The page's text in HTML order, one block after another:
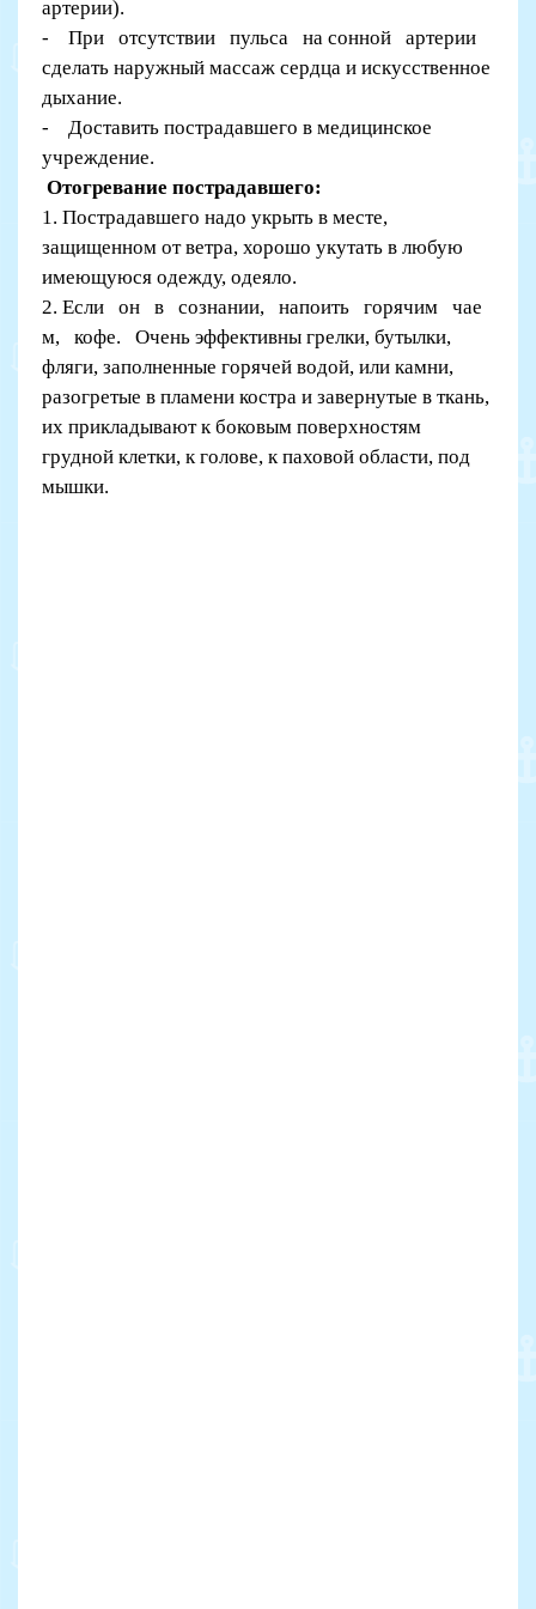
артерии).
- При отсутствии пульса на сонной артерии
сделать наружный массаж сердца и искусственное
дыхание.
- Доставить пострадавшего в медицинское
учреждение.
Отогревание пострадавшего:
1. Пострадавшего надо укрыть в месте,
защищенном от ветра, хорошо укутать в любую
имеющуюся одежду, одеяло.
2. Если он в сознании, напоить горячим чае
м, кофе. Очень эффективны грелки, бутылки,
фляги, заполненные горячей водой, или камни,
разогретые в пламени костра и завернутые в ткань,
их прикладывают к боковым поверхностям
грудной клетки, к голове, к паховой области, под
мышки.